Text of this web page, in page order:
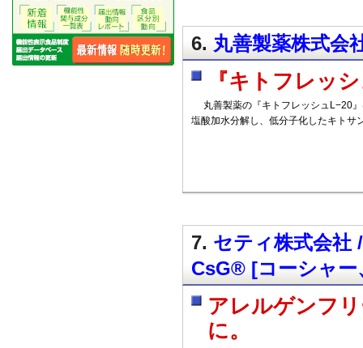
6. 丸善製薬株式会
『キトフレッ
丸善製薬の『キトフレッシュL−20
塩酸加水分解し、低分子化したキトサ
7. セティ株式会
CsG® [コーシャー
アレルゲンフ
に。